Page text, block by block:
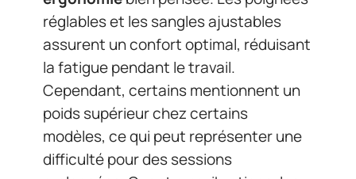
réglables et les sangles ajustables
assurent un confort optimal, réduisant
la fatigue pendant le travail.
Cependant, certains mentionnent un
poids supérieur chez certains
modèles, ce qui peut représenter une
difficulté pour des sessions